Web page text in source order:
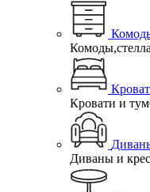
Кровати и
Диваны и